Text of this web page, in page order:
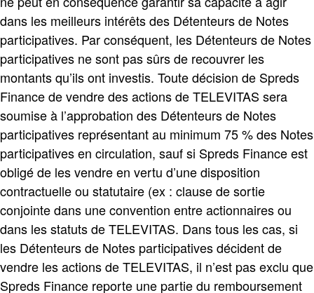
dans les meilleurs intérêts des Détenteurs de Notes
participatives. Par conséquent, les Détenteurs de Notes
participatives ne sont pas sûrs de recouvrer les
montants qu’ils ont investis. Toute décision de Spreds
Finance de vendre des actions de TELEVITAS sera
soumise à l’approbation des Détenteurs de Notes
participatives représentant au minimum 75 % des Notes
participatives en circulation, sauf si Spreds Finance est
obligé de les vendre en vertu d’une disposition
contractuelle ou statutaire (ex : clause de sortie
conjointe dans une convention entre actionnaires ou
dans les statuts de TELEVITAS. Dans tous les cas, si
les Détenteurs de Notes participatives décident de
vendre les actions de TELEVITAS, il n’est pas exclu que
Spreds Finance reporte une partie du remboursement